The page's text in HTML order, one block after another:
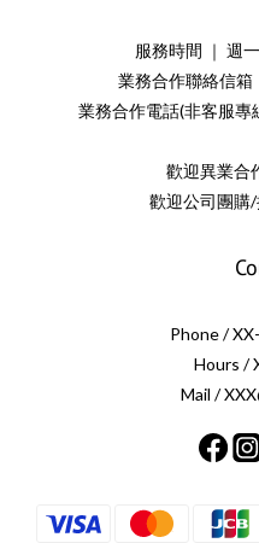
服務時間 ｜ 週
業務合作聯絡信箱
業務合作電話(非客服
歡迎異業合
歡迎公司團購
Phone /
Hours /
Mail /